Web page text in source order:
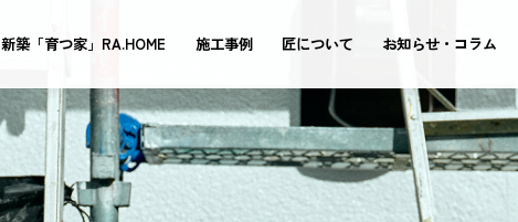
新築「育つ家」RA.HOME 施工事例 匠について お知らせ・コラム